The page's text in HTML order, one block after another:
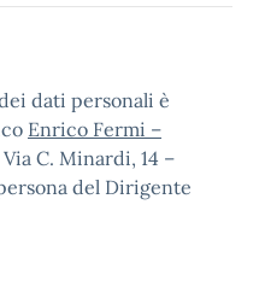
dati personali è
Enrico Fermi –
C. Minardi, 14 –
del Dirigente